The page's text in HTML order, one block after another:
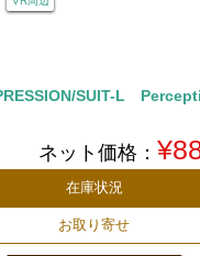
SUIT-L
ネット価格：
在庫状況
お取り寄せ